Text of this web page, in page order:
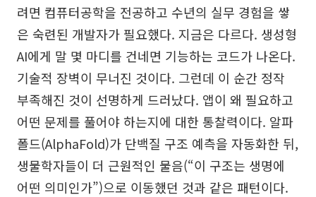
려면 컴퓨터공학을 전공하고 수년의 실무 경험을 쌓
은 숙련된 개발자가 필요했다. 지금은 다르다. 생성형
AI에게 말 몇 마디를 건네면 기능하는 코드가 나온다.
기술적 장벽이 무너진 것이다. 그런데 이 순간 정작
부족해진 것이 선명하게 드러났다. 앱이 왜 필요하고
어떤 문제를 풀어야 하는지에 대한 통찰력이다. 알파
폴드(AlphaFold)가 단백질 구조 예측을 자동화한 뒤,
생물학자들이 더 근원적인 물음(“이 구조는 생명에
어떤 의미인가”)으로 이동했던 것과 같은 패턴이다.